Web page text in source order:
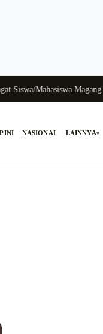
Mahasiswa Magang (PKL)
NASIONAL LAINNYA▾